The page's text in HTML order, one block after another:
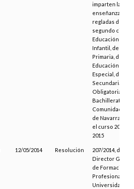
imparten las
enseñanzas
regladas de
segundo ciclo
Educación
Infantil, de
Primaria, de
Educación
Especial, de
Secundaria
Obligatoria y de
Bachillerato de
Comunidad
de Navarra, para
el curso 2014-
2015
12/05/2014 Resolución
207/2014, del
Director
de Formación
Profesional y
Universidades,